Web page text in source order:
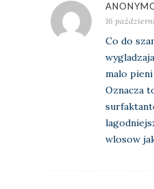
16
Co do
malo
Oznacza
wlosow